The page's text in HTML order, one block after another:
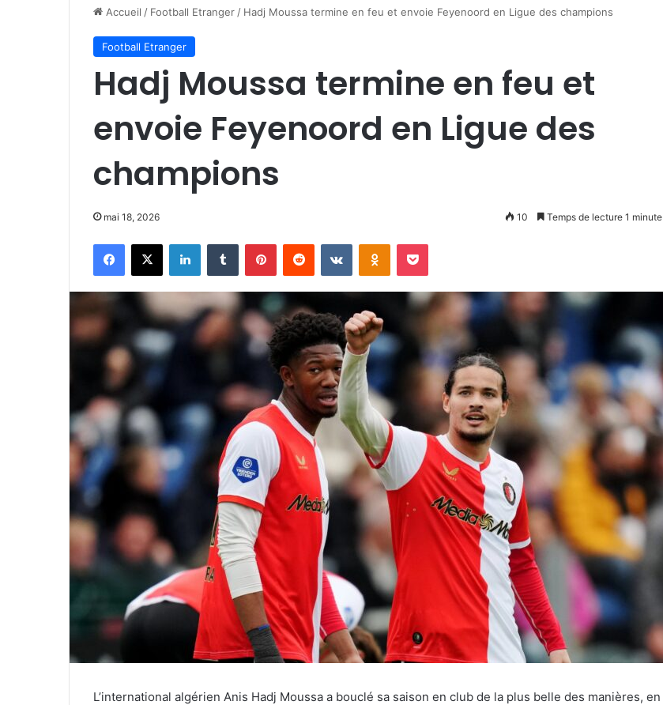
Accueil / Football Etranger / Hadj Moussa termine en feu et envoie Feyenoord en Ligue des champions
Football Etranger
Hadj Moussa termine en feu et
envoie Feyenoord en Ligue des
champions
mai 18, 2026 10 Temps de lecture 1 minute
Facebook
X LinkedinTumblr PinterestReddit VKontakteOdnoklassniki
Pocket
L’international algérien Anis Hadj Moussa a bouclé sa saison en club de la plus belle des manières, en